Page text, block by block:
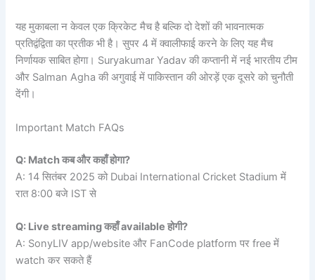
यह मुकाबला न केवल एक क्रिकेट मैच है बल्कि दो देशों की भावनात्मक
प्रतिद्वंद्विता का प्रतीक भी है। सुपर 4 में क्वालीफाई करने के लिए यह मैच
निर्णायक साबित होगा। Suryakumar Yadav की कप्तानी में नई भारतीय टीम
और Salman Agha की अगुवाई में पाकिस्तान की ओरड़ें एक दूसरे को चुनौती
देंगी।
Important Match FAQs
Q: Match कब और कहाँ होगा?
A: 14 सितंबर 2025 को Dubai International Cricket Stadium में
रात 8:00 बजे IST से
Q: Live streaming कहाँ available होगी?
A: SonyLIV app/website और FanCode platform पर free में
watch कर सकते हैं